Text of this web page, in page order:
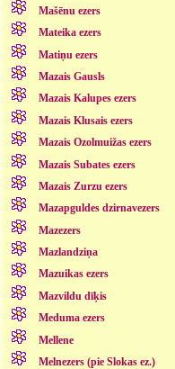
Mašēnu ezers
Mateika ezers
Matiņu ezers
Mazais Gausls
Mazais Kalupes ezers
Mazais Klusais ezers
Mazais Ozolmuižas ezers
Mazais Subates ezers
Mazais Zurzu ezers
Mazapguldes dzirnavezers
Mazezers
Mazlandziņa
Mazuikas ezers
Mazvildu dīķis
Meduma ezers
Mellene
Melnezers (pie Slokas ez.)